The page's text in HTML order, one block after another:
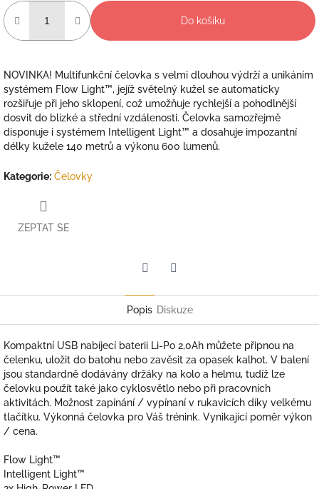
Do košíku
NOVINKA! Multifunkční čelovka s velmi dlouhou výdrží a unikáním
systémem Flow Light™, jejíž světelný kužel se automaticky
rozšiřuje při jeho sklopení, což umožňuje rychlejší a pohodlnější
dosvit do blízké a střední vzdálenosti. Čelovka samozřejmě
disponuje i systémem Intelligent Light™ a dosahuje impozantní
délky kužele 140 metrů a výkonu 600 lumenů.
Kategorie: Čelovky
ZEPTAT SE
Popis Diskuze
Kompaktní USB nabíjecí baterii Li-Po 2,0Ah můžete připnou na
čelenku, uložit do batohu nebo zavěsit za opasek kalhot. V balení
jsou standardně dodávány držáky na kolo a helmu, tudíž lze
čelovku použít také jako cyklosvětlo nebo při pracovních
aktivitách. Možnost zapínání / vypínaní v rukavicích díky velkému
tlačítku. Výkonná čelovka pro Váš trénink. Vynikající poměr výkon
/ cena.
Flow Light™
Intelligent Light™